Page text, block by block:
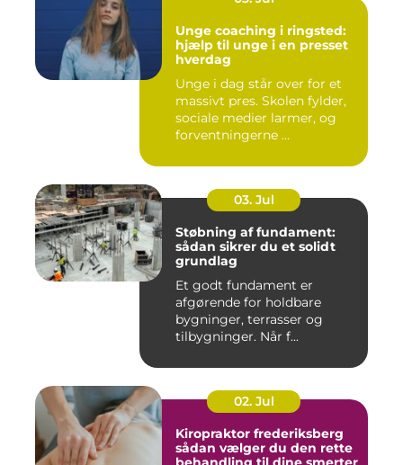
Unge coaching i ringsted:
hjælp til unge i en presset
hverdag
Unge i dag står over for et
massivt pres. Skolen fylder,
sociale medier larmer, og
forventningerne ...
03. Jul
Støbning af fundament:
sådan sikrer du et solidt
grundlag
Et godt fundament er
afgørende for holdbare
bygninger, terrasser og
tilbygninger. Når f...
02. Jul
Kiropraktor frederiksberg
sådan vælger du den rette